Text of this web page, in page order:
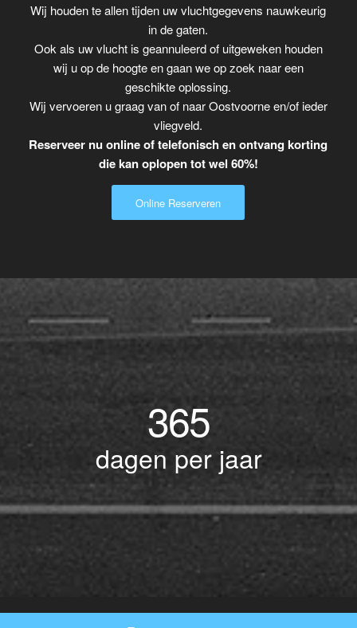
Wij houden te allen tijden uw vluchtgegevens nauwkeurig
in de gaten.
Ook als uw vlucht is geannuleerd of uitgeweken houden
wij u op de hoogte en gaan we op zoek naar een
geschikte oplossing.
Wij vervoeren u graag van of naar Oostvoorne en/of ieder
vliegveld.
Reserveer nu online of telefonisch en ontvang korting
die kan oplopen tot wel 60%!
Online Reserveren
365
dagen per jaar